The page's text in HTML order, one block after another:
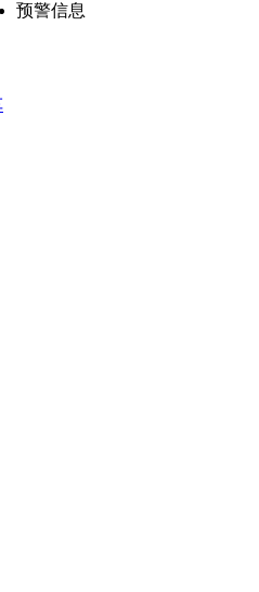
预警信息